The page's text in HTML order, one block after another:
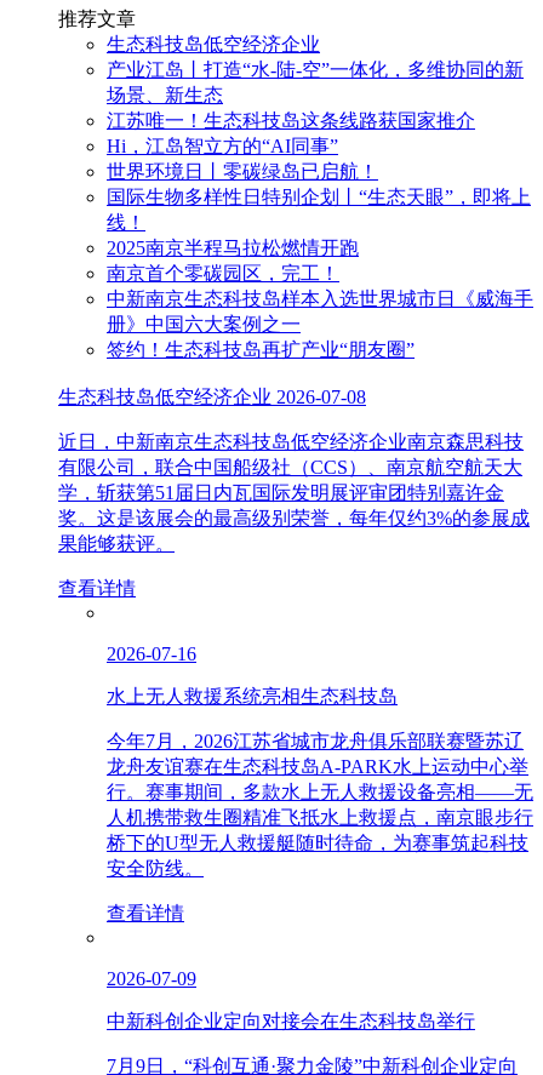
推荐文章
生态科技岛低空经济企业
产业江岛丨打造“水-陆-空”一体化，多维协同的新
场景、新生态
江苏唯一！生态科技岛这条线路获国家推介
Hi，江岛智立方的“AI同事”
世界环境日丨零碳绿岛已启航！
国际生物多样性日特别企划丨“生态天眼”，即将上
线！
2025南京半程马拉松燃情开跑
南京首个零碳园区，完工！
中新南京生态科技岛样本入选世界城市日《威海手
册》中国六大案例之一
签约！生态科技岛再扩产业“朋友圈”
生态科技岛低空经济企业 2026-07-08
近日，中新南京生态科技岛低空经济企业南京森思科技
有限公司，联合中国船级社（CCS）、南京航空航天大
学，斩获第51届日内瓦国际发明展评审团特别嘉许金
奖。这是该展会的最高级别荣誉，每年仅约3%的参展成
果能够获评。
查看详情
2026-07-16
水上无人救援系统亮相生态科技岛
今年7月，2026江苏省城市龙舟俱乐部联赛暨苏辽
龙舟友谊赛在生态科技岛A-PARK水上运动中心举
行。赛事期间，多款水上无人救援设备亮相——无
人机携带救生圈精准飞抵水上救援点，南京眼步行
桥下的U型无人救援艇随时待命，为赛事筑起科技
安全防线。
查看详情
2026-07-09
中新科创企业定向对接会在生态科技岛举行
7月9日，“科创互通·聚力金陵”中新科创企业定向